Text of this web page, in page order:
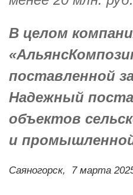
В целом
поставленной
Надежный
объектов
и
Саяногорск, 7 марта